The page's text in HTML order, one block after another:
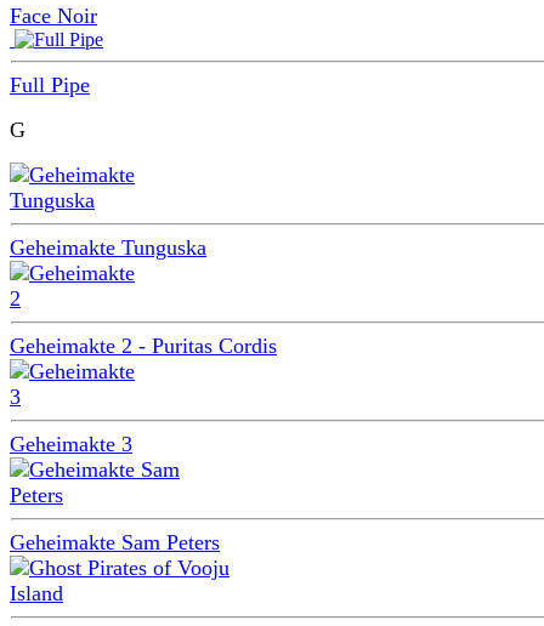
Face Noir
Full Pipe
G
Geheimakte Tunguska
Geheimakte 2 - Puritas Cordis
Geheimakte 3
Geheimakte Sam Peters